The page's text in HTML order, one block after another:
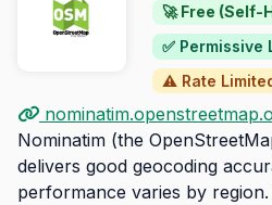
🚀 Free (Self-
✅ Permissive
⚠️ Rate
Nominatim (the
delivers good geocoding
performance varies by